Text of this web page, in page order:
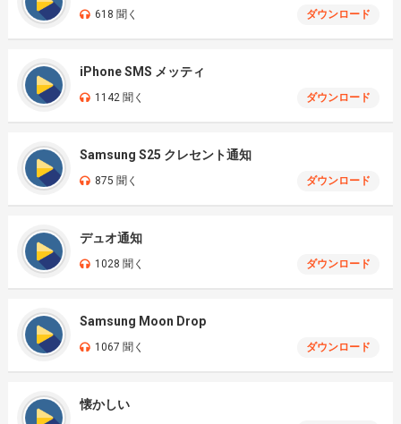
618 聞く ダウンロード
iPhone SMS メッティ
1142 聞く ダウンロード
Samsung S25 クレセント通知
875 聞く ダウンロード
デュオ通知
1028 聞く ダウンロード
Samsung Moon Drop
1067 聞く ダウンロード
懐かしい